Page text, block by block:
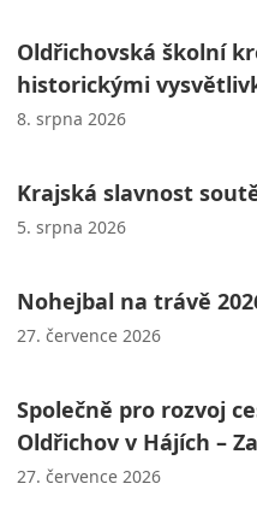
Oldřichovská školní
historickými
8. srpna 2026
Krajská slavnost
5. srpna 2026
Nohejbal na trávě
27. července 2026
Společně pro rozvoj
Oldřichov v Hájích –
27. července 2026